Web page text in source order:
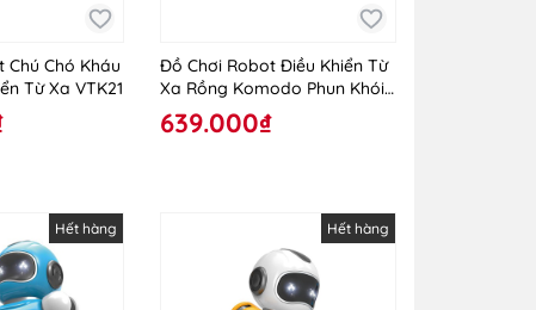
Chó Kháu
Từ Xa VTK21
Đồ Chơi Robot Điều Khiển Từ
Xa Rồng Komodo Phun Khói
Đỏ VTYS01/RE
639.000₫
Hết hàng Hết hàng